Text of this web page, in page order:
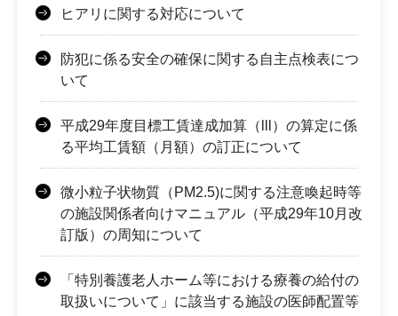
ヒアリに関する対応について
防犯に係る安全の確保に関する自主点検表につ
いて
平成29年度目標工賃達成加算（lll）の算定に係
る平均工賃額（月額）の訂正について
微小粒子状物質（PM2.5)に関する注意喚起時等
の施設関係者向けマニュアル（平成29年10月改
訂版）の周知について
「特別養護老人ホーム等における療養の給付の
取扱いについて」に該当する施設の医師配置等